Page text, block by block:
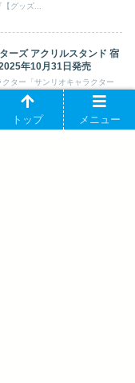
グッズ...
ーズ アクリルスタンド 宿
年10月31日発売
ター「サンリオキャラクター
『【グッ...
トップ メニュー